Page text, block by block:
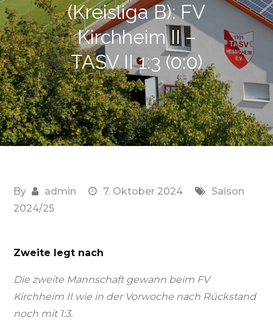
(Kreisliga B): FV
Kirchheim II –
TASV II 1:3 (0:0)
By admin 7. Oktober 2024
Saison
2024/25
Zweite legt nach
Die zweite Mannschaft gewann beim FV
Kirchheim II wie in der Vorwoche nach Rückstand
noch mit 1:3.